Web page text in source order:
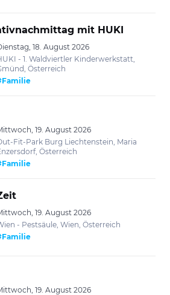
mit HUKI
18. August 2026
- 1. Waldviertler Kinderwerkstatt,
Österreich
19. August 2026
Fit-Park Burg Liechtenstein, Maria
Österreich
19. August 2026
- Pestsäule, Wien, Österreich
19. August 2026